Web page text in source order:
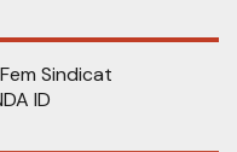
Fem Sindicat
ID